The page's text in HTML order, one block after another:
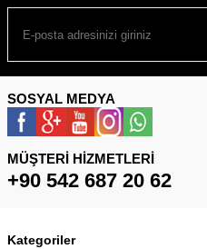
SOSYAL MEDYA
MÜŞTERI HIZMETLERI
+90 542 687 20 62
Kategoriler